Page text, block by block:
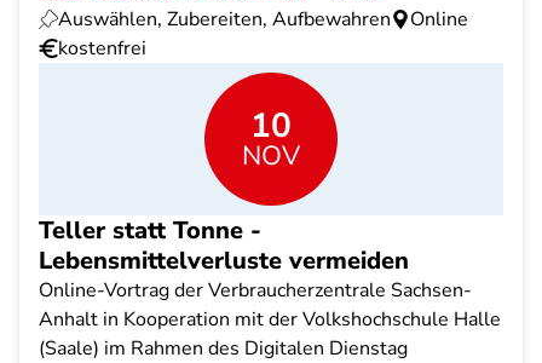
Auswählen, Zubereiten, Aufbewahren
Online
kostenfrei
10
NOV
Teller statt Tonne -
Lebensmittelverluste vermeiden
Online-Vortrag der Verbraucherzentrale Sachsen-
Anhalt in Kooperation mit der Volkshochschule Halle
(Saale) im Rahmen des Digitalen Dienstag